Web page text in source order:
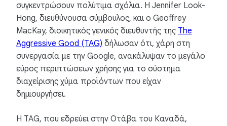
συγκεντρώσουν πολύτιμα σχόλια. Η Jennifer Look-
Hong, διευθύνουσα σύμβουλος, και ο Geoffrey
MacKay, διοικητικός γενικός διευθυντής της The
Aggressive Good (TAG) δήλωσαν ότι, χάρη στη
συνεργασία με την Google, ανακάλυψαν το μεγάλο
εύρος περιπτώσεων χρήσης για το σύστημα
διαχείρισης χύμα προϊόντων που είχαν
δημιουργήσει.
Η TAG, που εδρεύει στην Οτάβα του Καναδά,